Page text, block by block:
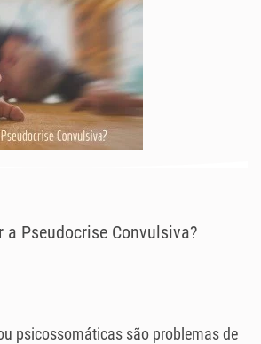
a Pseudocrise Convulsiva?
psicossomáticas são problemas de